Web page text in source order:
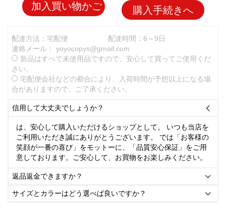
加入買い物かご 購入手続きへ
配達方法：宅配便
配達時間：6～9日
連絡メール： yoyocopys@gmail.com
新品はすべて未使用品ですので、安心して買ってご使用くだ
さい。
宅配便会社などの都合により、入荷時間が予想以上になる場
合がありますので、ご了承ください。
信用して大丈夫でしょうか？ 
は、安心して購入いただけるショップとして。 いつも当店を
ご利用いただき誠にありがとうございます。 では「お客様の
笑顔が一番の喜び」をモットーに、「品質安心保証」をご用
意しております。ご安心して、お買物をお楽しみください。
返品返金できますか？ 
サイズとカラーはどう選べば良いですか？ 